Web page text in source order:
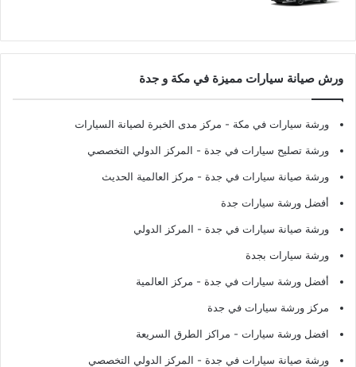
ورش صيانة سيارات مميزة في مكة و جدة
ورشة سيارات في مكة - مركز مدى الخبرة لصيانة السيارات
ورشة تصليح سيارات في جدة - المركز الدولي التخصصي
ورشة صيانة سيارات في جدة - مركز العالمية الحديث
أفضل ورشة سيارات جدة
ورشة صيانة سيارات في جدة - المركز الدولي
ورشة سيارات بجدة
أفضل ورشة سيارات في جدة - مركز العالمية
مركز ورشة سيارات في جدة
افضل ورشة سيارات - مراكز الطرق السريعة
ورشة صيانة سيارات في جدة - المركز الدولي التخصصي